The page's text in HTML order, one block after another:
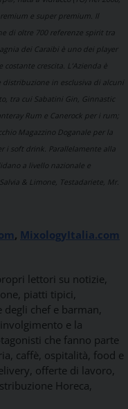
e super premium. Il
di oltre 700 referenze spirit tra
dei Caraibi è uno dei player
crescita. L’Azienda è
in esclusiva di alcuni
tra cui Sabatini Gin, Ginnastic
Rum e Canerock per i rum;
Magazzino Doganale per la
i soft drink. Parallelamente alla
a livello nazionale e
& Limone, Testadariete, Mr.
, MixologyItalia.com
lettori su notizie,
piatti tipici,
chef e barman,
e la
che fanno parte
caffè, ospitalità, food e
offerte di lavoro,
Horeca,